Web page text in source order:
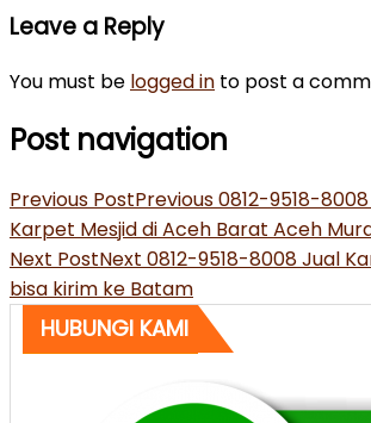
Leave a Reply
You must be logged in to post a
Post navigation
Previous PostPrevious0812-9518-
Karpet Mesjid di Aceh Barat Aceh
Next PostNext 0812-9518-8008 Jual
bisa kirim ke Batam
HUBUNGI KAMI